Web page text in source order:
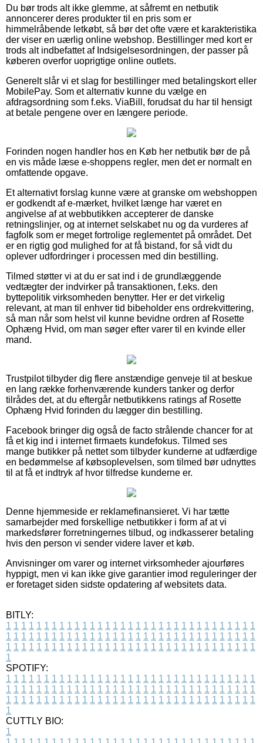
Du bør trods alt ikke glemme, at såfremt en netbutik
annoncerer deres produkter til en pris som er
himmelråbende letkøbt, så bør det ofte være et karakteristika
der viser en uærlig online webshop. Bestillinger med kort er
trods alt indbefattet af Indsigelsesordningen, der passer på
køberen overfor uoprigtige online outlets.
Generelt slår vi et slag for bestillinger med betalingskort eller
MobilePay. Som et alternativ kunne du vælge en
afdragsordning som f.eks. ViaBill, forudsat du har til hensigt
at betale pengene over en længere periode.
Forinden nogen handler hos en Køb her netbutik bør de på
en vis måde læse e-shoppens regler, men det er normalt en
omfattende opgave.
Et alternativt forslag kunne være at granske om webshoppen
er godkendt af e-mærket, hvilket længe har været en
angivelse af at webbutikken accepterer de danske
retningslinjer, og at internet selskabet nu og da vurderes af
fagfolk som er meget fortrolige reglementet på området. Det
er en rigtig god mulighed for at få bistand, for så vidt du
oplever udfordringer i processen med din bestilling.
Tilmed støtter vi at du er sat ind i de grundlæggende
vedtægter der indvirker på transaktionen, f.eks. den
byttepolitik virksomheden benytter. Her er det virkelig
relevant, at man til enhver tid bibeholder ens ordrekvittering,
så man når som helst vil kunne bevidne ordren af Rosette
Ophæng Hvid, om man søger efter varer til en kvinde eller
mand.
Trustpilot tilbyder dig flere anstændige genveje til at beskue
en lang række forhenværende kunders tanker og derfor
tilrådes det, at du eftergår netbutikkens ratings af Rosette
Ophæng Hvid forinden du lægger din bestilling.
Facebook bringer dig også de facto strålende chancer for at
få et kig ind i internet firmaets kundefokus. Tilmed ses
mange butikker på nettet som tilbyder kunderne at udfærdige
en bedømmelse af købsoplevelsen, som tilmed bør udnyttes
til at få et indtryk af hvor tilfredse kunderne er.
Denne hjemmeside er reklamefinansieret. Vi har tætte
samarbejder med forskellige netbutikker i form af at vi
markedsfører forretningernes tilbud, og indkasserer betaling
hvis den person vi sender videre laver et køb.
Anvisninger om varer og internet virksomheder ajourføres
hyppigt, men vi kan ikke give garantier imod reguleringer der
er foretaget siden sidste opdatering af websitets data.
BITLY:
1 1 1 1 1 1 1 1 1 1 1 1 1 1 1 1 1 1 1 1 1 1 1 1 1 1 1 1 1 1 1 1 1
1 1 1 1 1 1 1 1 1 1 1 1 1 1 1 1 1 1 1 1 1 1 1 1 1 1 1 1 1 1 1 1 1
1 1 1 1 1 1 1 1 1 1 1 1 1 1 1 1 1 1 1 1 1 1 1 1 1 1 1 1 1 1 1 1 1
1
SPOTIFY:
1 1 1 1 1 1 1 1 1 1 1 1 1 1 1 1 1 1 1 1 1 1 1 1 1 1 1 1 1 1 1 1 1
1 1 1 1 1 1 1 1 1 1 1 1 1 1 1 1 1 1 1 1 1 1 1 1 1 1 1 1 1 1 1 1 1
1 1 1 1 1 1 1 1 1 1 1 1 1 1 1 1 1 1 1 1 1 1 1 1 1 1 1 1 1 1 1 1 1
1
CUTTLY BIO:
1